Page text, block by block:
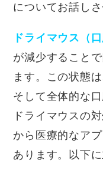
についてお話し
ドライマウス（口
が減少すること
ます。この状態
そして全体的な
ドライマウスの
から医療的なア
あります。以下